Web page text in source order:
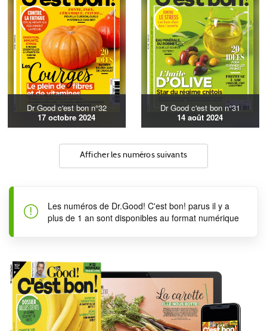
Dr Good c'est bon n°32
17 octobre 2024
Dr Good c'est bon n°31
14 août 2024
Afficher les numéros suivants
Les numéros de Dr.Good! C'est bon! parus il y a
plus de 1 an sont disponibles au format numérique